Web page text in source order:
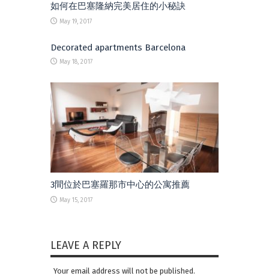
如何在巴塞隆納完美居住的小秘訣
May 19, 2017
Decorated apartments Barcelona
May 18, 2017
3間位於巴塞羅那市中心的公寓推薦
May 15, 2017
LEAVE A REPLY
Your email address will not be published.